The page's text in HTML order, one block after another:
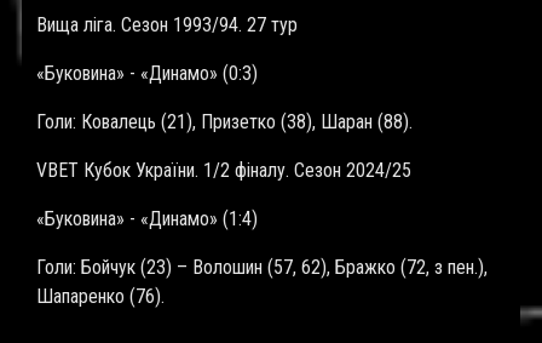
Вища ліга. Сезон 1993/94. 27 тур
«Буковина» - «Динамо» (0:3)
Голи: Ковалець (21), Призетко (38), Шаран (88).
VBET Кубок України. 1/2 фіналу. Сезон 2024/25
«Буковина» - «Динамо» (1:4)
Голи: Бойчук (23) – Волошин (57, 62), Бражко (72, з пен.),
Шапаренко (76).